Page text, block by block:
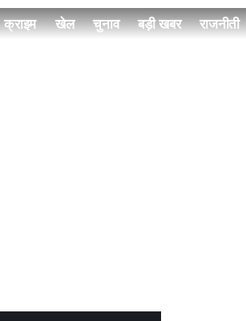
क्राइम खेल चुनाव बड़ी खबर राजनीती